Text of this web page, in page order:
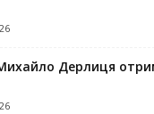
Дерлиця